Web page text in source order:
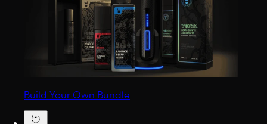
Build Your Own Bundle